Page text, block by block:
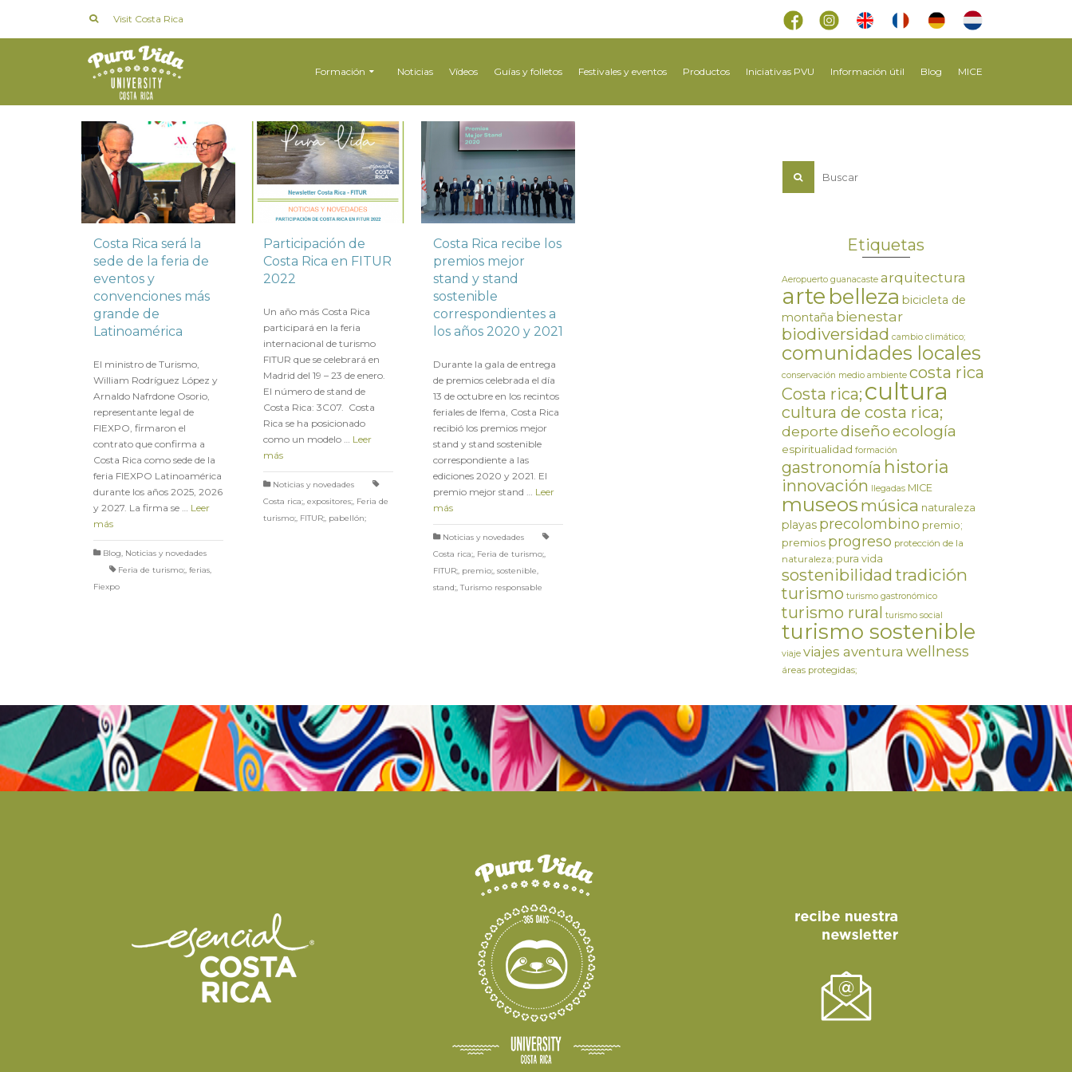
Visit Costa Rica
Formación Noticias Vídeos Guías y folletos Festivales y eventos Productos Iniciativas PVU Información útil Blog MICE
Costa Rica será la
sede de la feria de
eventos y
convenciones más
grande de
Latinoamérica
El ministro de Turismo,
William Rodríguez López y
Arnaldo Nafrdone Osorio,
representante legal de
FIEXPO, firmaron el
contrato que confirma a
Costa Rica como sede de la
feria FIEXPO Latinoamérica
durante los años 2025, 2026
y 2027. La firma se … Leer
más
Blog, Noticias y novedades
Feria de turismo;, ferias,
Fiexpo
Participación de
Costa Rica en FITUR
2022
Un año más Costa Rica
participará en la feria
internacional de turismo
FITUR que se celebrará en
Madrid del 19 – 23 de enero.
El número de stand de
Costa Rica: 3C07. Costa
Rica se ha posicionado
como un modelo … Leer
más
Noticias y novedades
Costa rica;,expositores;, Feria de
turismo;, FITUR;, pabellón;
Costa Rica recibe los
premios mejor
stand y stand
sostenible
correspondientes a
los años 2020 y 2021
Durante la gala de entrega
de premios celebrada el día
13 de octubre en los recintos
feriales de Ifema, Costa Rica
recibió los premios mejor
stand y stand sostenible
correspondiente a las
ediciones 2020 y 2021. El
premio mejor stand … Leer
más
Noticias y novedades
Costa rica;, Feria de turismo;,
FITUR;, premio;,sostenible,
stand;,Turismo responsable
Etiquetas
Aeropuerto guanacaste arquitectura
arte belleza bicicleta de
montaña bienestar
biodiversidad cambio climático;
comunidades locales
conservación medio ambiente costa rica
Costa rica; cultura
cultura de costa rica;
deportediseñoecología
espiritualidad formación
gastronomía historia
innovación llegadas MICE
museos música naturaleza
playas precolombino premio;
premios progreso protección de la
naturaleza; pura vida
sostenibilidadtradición
turismo turismo gastronómico
turismo rural turismo social
turismo sostenible
viaje viajes aventura wellness
áreas protegidas;